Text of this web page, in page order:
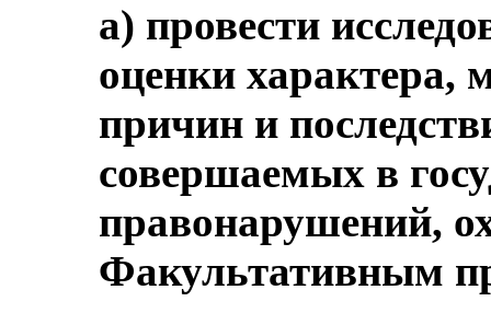
a) провести
оценки характера,
причин и
совершаемых в
правонарушений,
Факультативным